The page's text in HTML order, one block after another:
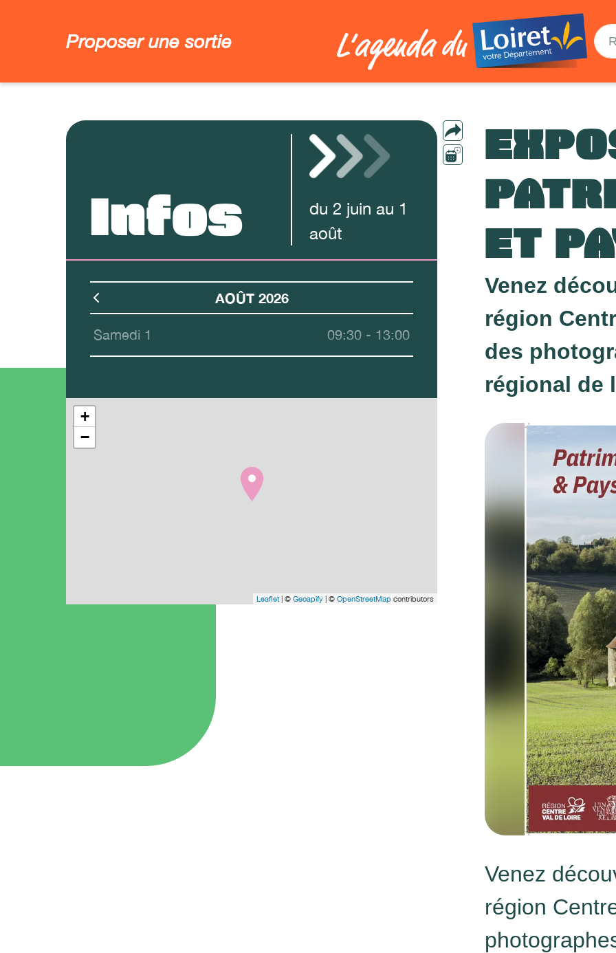
Proposer une sortie
ET
Infos du 2 juin au 1
août
AOÛT 2026
Samedi 1 09:30 - 13:00
+
−
Leaflet| © Geoapify | © OpenStreetMap contributors
Venez
région
des
régional de
Venez
région